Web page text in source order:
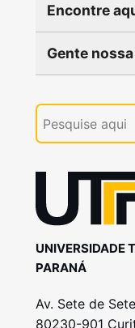
Encontre
Gente nossa
UNIVERSIDADE
PARANÁ
Av. Sete de
80230-901